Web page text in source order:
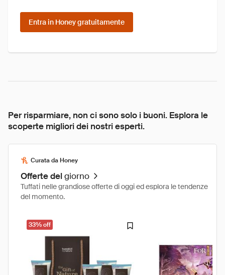
Entra in Honey gratuitamente
Per risparmiare, non ci sono solo i buoni. Esplora le
scoperte migliori dei nostri esperti.
Curata da Honey
Offerte delgiorno
Tuffati nelle grandiose offerte di oggi ed esplora le tendenze
del momento.
33% off